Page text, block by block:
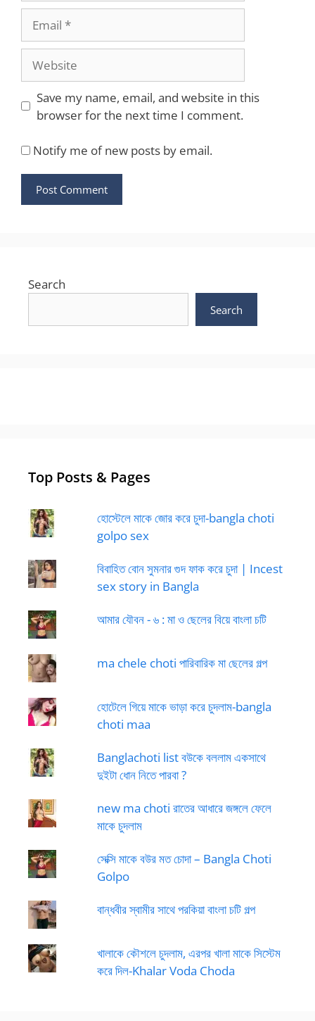
Website
Save my name, email, and website in this
browser for the next time I comment.
Notify me of new posts by email.
Search
Search
Top Posts & Pages
হোস্টেলে মাকে জোর করে চুদা-bangla choti
golpo sex
বিবাহিত বোন সুমনার গুদ ফাক করে চুদা | Incest
sex story in Bangla
আমার যৌবন - ৬ : মা ও ছেলের বিয়ে বাংলা চটি
ma chele choti পারিবারিক মা ছেলের গল্প
হোটেলে গিয়ে মাকে ভাড়া করে চুদলাম-bangla
choti maa
Banglachoti list বউকে বললাম একসাথে
দুইটা ধোন নিতে পারবা ?
new ma choti রাতের আধারে জঙ্গলে ফেলে
মাকে চুদলাম
সেক্সি মাকে বউর মত চোদা – Bangla Choti
Golpo
বান্ধবীর স্বামীর সাথে পরকিয়া বাংলা চটি গল্প
খালাকে কৌশলে চুদলাম, এরপর খালা মাকে সিস্টেম
করে দিল-Khalar Voda Choda